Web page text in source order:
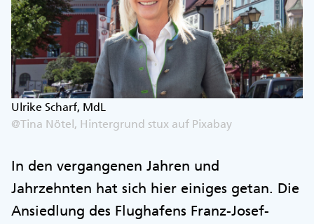
Ulrike Scharf, MdL
@Tina Nötel, Hintergrund stux auf Pixabay
In den vergangenen Jahren und
Jahrzehnten hat sich hier einiges getan. Die
Ansiedlung des Flughafens Franz-Josef-